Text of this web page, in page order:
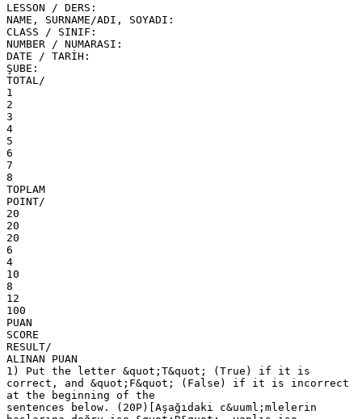
LESSON / DERS:
NAME, SURNAME/ADI, SOYADI:
CLASS / SINIF:
NUMBER / NUMARASI:
DATE / TARİH:
ŞUBE:
TOTAL/
1
2
3
4
5
6
7
8
TOPLAM
POINT/
20
20
20
6
4
10
8
12
100
PUAN
SCORE
RESULT/
ALINAN PUAN
1) Put the letter &quot;T&quot; (True) if it is
correct, and &quot;F&quot; (False) if it is incorrect
at the beginning of the
sentences below. (20P)[Aşağıdaki c&uuml;mlelerin